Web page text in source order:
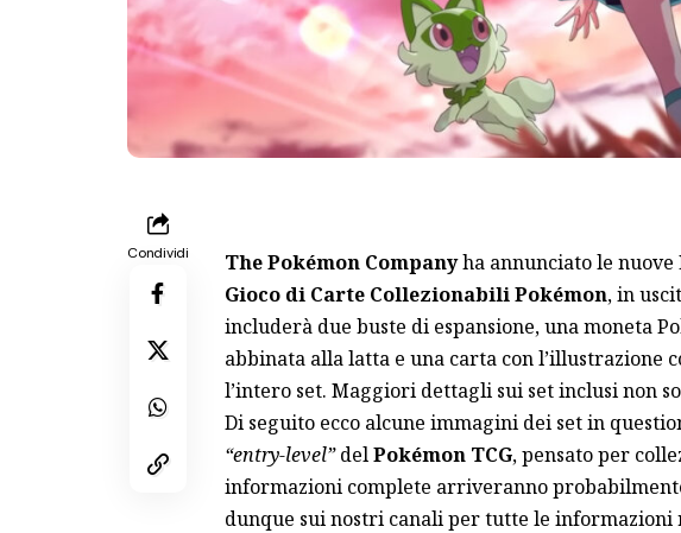
Condividi The Pokémon Companyha annunciato le nuove
Gioco di Carte Collezionabili Pokémon, in
includerà due buste di espansione, una moneta
abbinata alla latta e una carta con l’illustrazione
l’intero set. Maggiori dettagli sui set inclusi non
Di seguito ecco alcune immagini dei set in
“entry-level”delPokémon TCG, pensato per
informazioni complete arriveranno
dunque sui nostri canali per tutte le